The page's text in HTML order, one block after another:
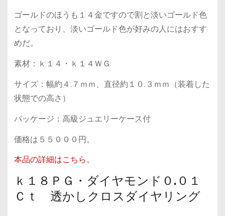
ゴールドのほうも１４金ですので割と淡いゴールド色
となっており、淡いゴールド色が好みの人にはおすす
めだ。
素材：ｋ１４・ｋ１４ＷＧ
サイズ：幅約４.７ｍｍ、直径約１０.３ｍｍ（装着した
状態での高さ）
パッケージ：高級ジュエリーケース付
価格は５５０００円。
本品の詳細はこちら。
ｋ１８ＰＧ・ダイヤモンド０.０１
Ｃｔ 透かしクロスダイヤリング